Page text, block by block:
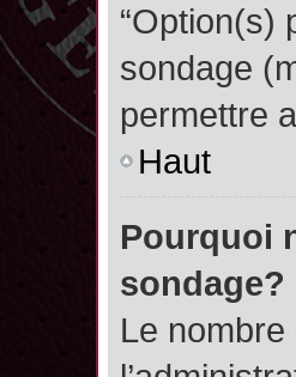
“Option(s)
sondage
permettre
Haut
Pourquoi
sondage?
Le nombre